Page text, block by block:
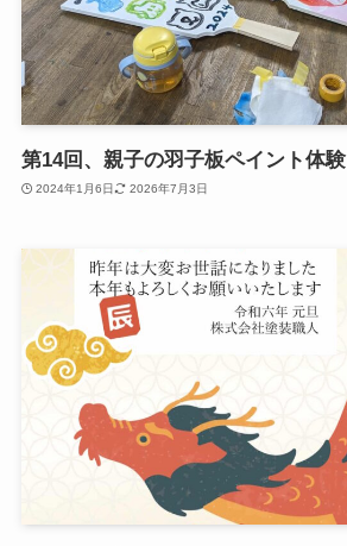
第14回、親子の羽子板ペイント体験
2024年1月6日 2026年7月3日